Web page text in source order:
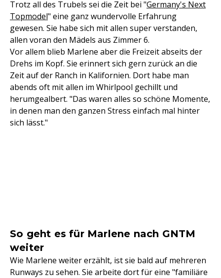
Trotz all des Trubels sei die Zeit bei "Germany's Next
Topmodel" eine ganz wundervolle Erfahrung
gewesen. Sie habe sich mit allen super verstanden,
allen voran den Mädels aus Zimmer 6.
Vor allem blieb Marlene aber die Freizeit abseits der
Drehs im Kopf. Sie erinnert sich gern zurück an die
Zeit auf der Ranch in Kalifornien. Dort habe man
abends oft mit allen im Whirlpool gechillt und
herumgealbert. "Das waren alles so schöne Momente,
in denen man den ganzen Stress einfach mal hinter
sich lässt."
So geht es für Marlene nach GNTM
weiter
Wie Marlene weiter erzählt, ist sie bald auf mehreren
Runways zu sehen. Sie arbeite dort für eine "familiäre